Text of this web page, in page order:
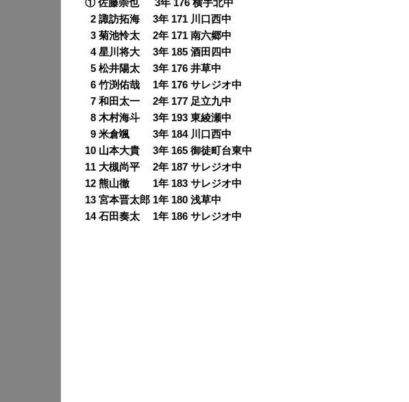
① 佐藤崇也 3年 176 横手北中
2 諏訪拓海 3年 171 川口西中
3 菊池怜太 2年 171 南六郷中
4 星川将大 3年 185 酒田四中
5 松井陽太 3年 176 井草中
6 竹渕佑哉 1年 176 サレジオ中
7 和田太一 2年 177 足立九中
8 木村海斗 3年 193 東綾瀬中
9 米倉颯 3年 184 川口西中
10 山本大貴 3年 165 御徒町台東中
11 大槻尚平 2年 187 サレジオ中
12 熊山徹 1年 183 サレジオ中
13 宮本晋太郎 1年 180 浅草中
14 石田奏太 1年 186 サレジオ中